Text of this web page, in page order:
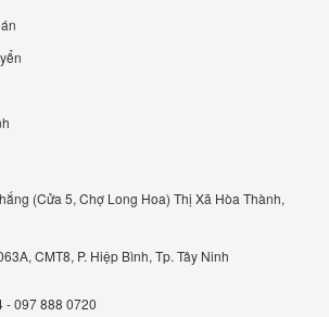
(Cửa 5, Chợ Long Hoa) Thị Xã Hòa Thành,
CMT8, P. Hiệp Bình, Tp. Tây Ninh
- 097 888 0720